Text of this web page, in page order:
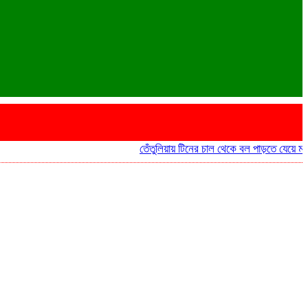
তেঁতুলিয়ায় টিনের চাল থেকে বল পাড়তে যেয়ে মাদ্রাসা